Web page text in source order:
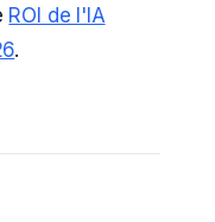
ROI de l'IA
.